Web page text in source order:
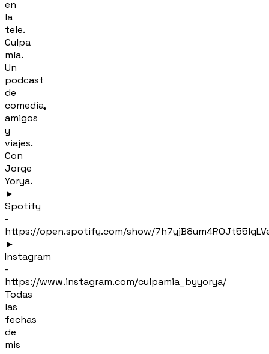
en
la
tele.
Culpa
mía.
Un
podcast
de
comedia,
amigos
y
viajes.
Con
Jorge
Yorya.
►
Spotify
-
https://open.spotify.com/show/
►
Instagram
-
https://www.instagram.com/culpamia_byyorya/
Todas
las
fechas
de
mis